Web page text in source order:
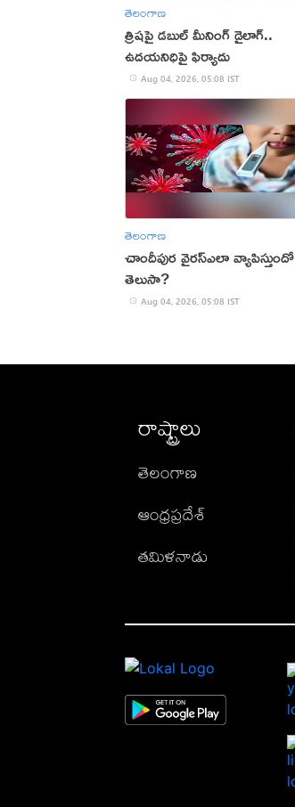
తెలంగాణ
త్రిషపై డబుల్ మీనింగ్ డైలాగ్..
ఉదయనిధిపై ఫిర్యాదు
Aug 04, 2026, 05:08 IST
తెలంగాణ
చాందీపుర వైరస్ఎలా వ్యాపిస్తుందో
తెలుసా?
Aug 04, 2026, 05:08 IST
రాష్ట్రాలు
తెలంగాణ
ఆంధ్రప్రదేశ్
తమిళనాడు